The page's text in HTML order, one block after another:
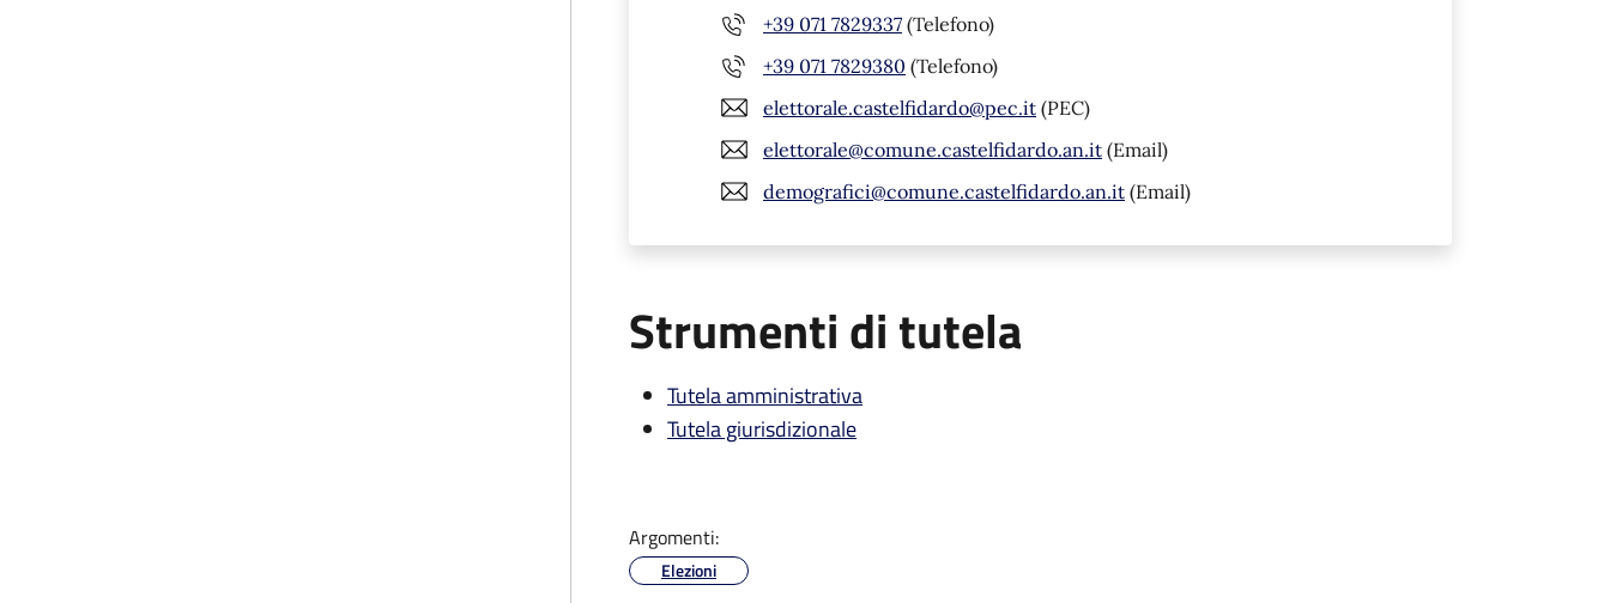
+39 071 7829337 (Telefono)
+39 071 7829380 (Telefono)
elettorale.castelfidardo@pec.it (PEC)
elettorale@comune.castelfidardo.an.it (Email)
demografici@comune.castelfidardo.an.it (Email)
Strumenti di tutela
Tutela amministrativa
Tutela giurisdizionale
Argomenti:
Elezioni